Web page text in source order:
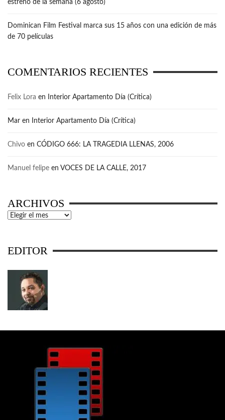
estreno de la semana (6 agosto)
Dominican Film Festival marca sus 15 años con una edición de más
de 70 películas
COMENTARIOS RECIENTES
Felix Lora en Interior Apartamento Día (Crítica)
Mar en Interior Apartamento Día (Crítica)
Chivo en CÓDIGO 666: LA TRAGEDIA LLENAS, 2006
Manuel felipe en VOCES DE LA CALLE, 2017
ARCHIVOS
Archivos
EDITOR